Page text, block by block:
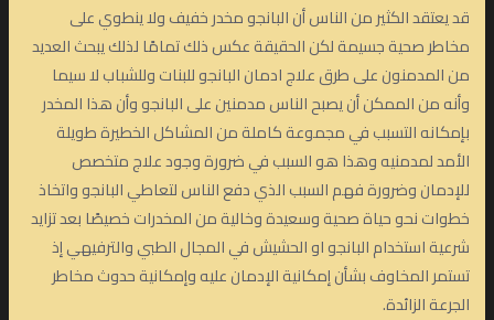
قد يعتقد الكثير من الناس أن البانجو مخدر خفيف ولا ينطوي على
مخاطر صحية جسيمة لكن الحقيقة عكس ذلك تمامًا لذلك يبحث العديد
من المدمنون على طرق علاج ادمان البانجو للبنات وللشباب لا سيما
وأنه من الممكن أن يصبح الناس مدمنين على البانجو وأن هذا المخدر
بإمكانه التسبب في مجموعة كاملة من المشاكل الخطيرة طويلة
الأمد لمدمنيه وهذا هو السبب في ضرورة وجود علاج متخصص
للإدمان وضرورة فهم السبب الذي دفع الناس لتعاطي البانجو واتخاذ
خطوات نحو حياة صحية وسعيدة وخالية من المخدرات خصيصًا بعد تزايد
شرعية استخدام البانجو او الحشيش في المجال الطبي والترفيهي إذ
تستمر المخاوف بشأن إمكانية الإدمان عليه وإمكانية حدوث مخاطر
الجرعة الزائدة.